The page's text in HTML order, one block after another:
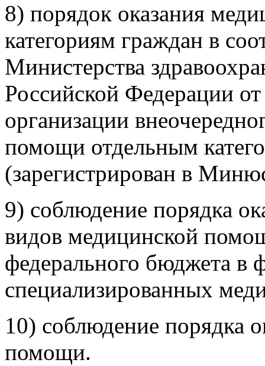
8) порядок оказания
категориям граждан в
Министерства
Российской Федерации
организации
помощи отдельным
(зарегистрирован в
9) соблюдение порядка
видов медицинской
федерального бюджета в
специализированных
10) соблюдение порядка
помощи.